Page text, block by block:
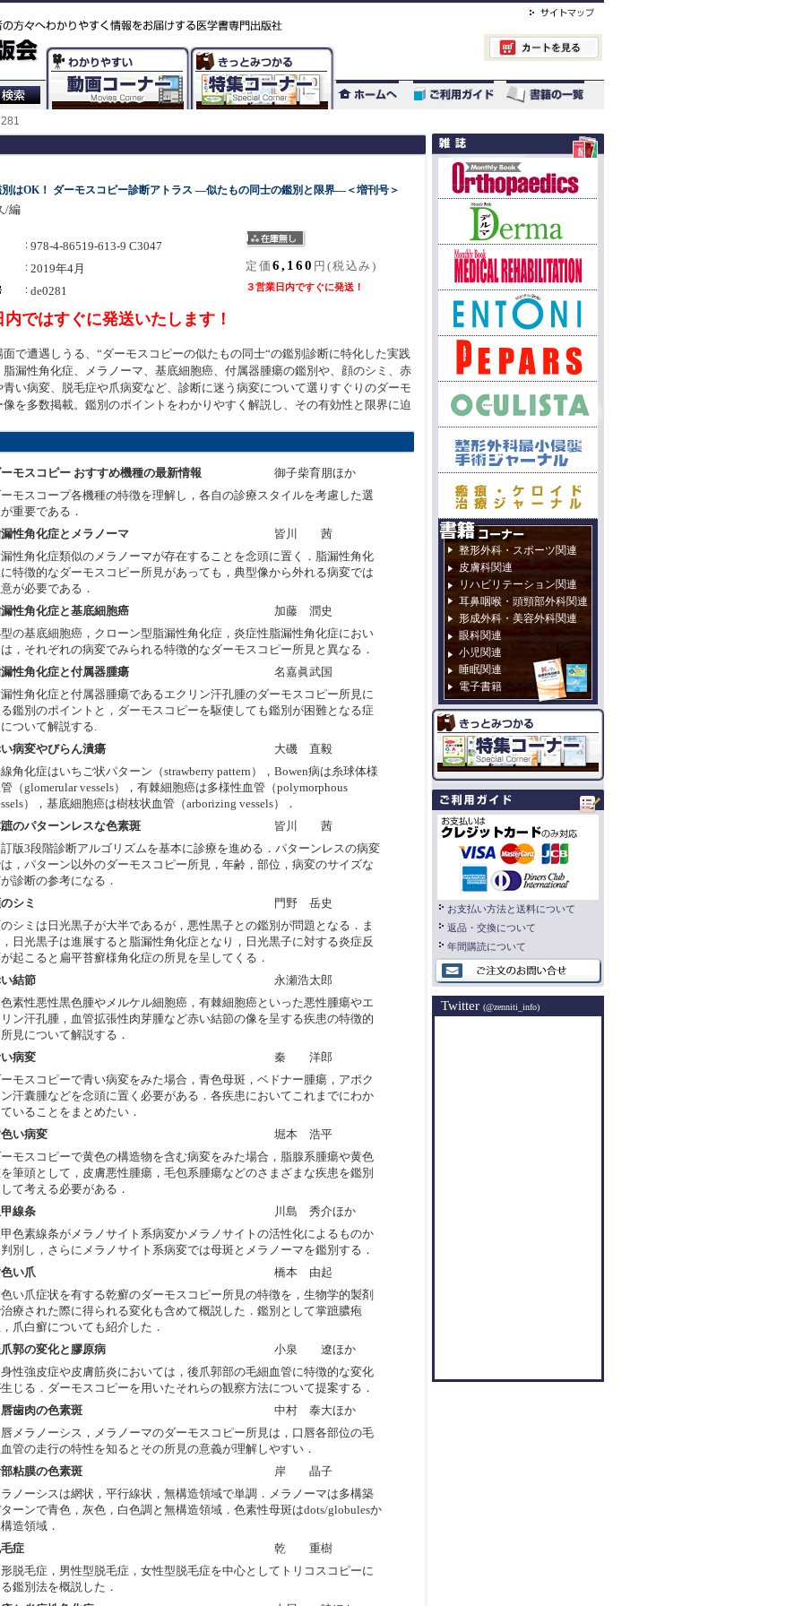
はOK！ ダーモスコピー診断アトラス ―似たもの同士の鑑別と限界―＜増刊号＞
/編
978-4-86519-613-9 C3047
2019年4月
de0281
定価 6,160 円(税込み)
３営業日内ですぐに発送！
内ではすぐに発送いたします！
面で遭遇しうる、“ダーモスコピーの似たもの同士“の鑑別診断に特化した実践
脂漏性角化症、メラノーマ、基底細胞癌、付属器腫瘍の鑑別や、顔のシミ、赤
青い病変、脱毛症や爪病変など、診断に迷う病変について選りすぐりのダーモ
像を多数掲載。鑑別のポイントをわかりやすく解説し、その有効性と限界に迫
モスコピー おすすめ機種の最新情報
御子柴育朋ほか
モスコープ各機種の特徴を理解し，各自の診療スタイルを考慮した選
重要である．
性角化症とメラノーマ
皆川 茜
性角化症類似のメラノーマが存在することを念頭に置く．脂漏性角化
特徴的なダーモスコピー所見があっても，典型像から外れる病変では
が必要である．
性角化症と基底細胞癌
加藤 潤史
の基底細胞癌，クローン型脂漏性角化症，炎症性脂漏性角化症におい
，それぞれの病変でみられる特徴的なダーモスコピー所見と異なる．
性角化症と付属器腫瘍
名嘉眞武国
性角化症と付属器腫瘍であるエクリン汗孔腫のダーモスコピー所見に
鑑別のポイントと，ダーモスコピーを駆使しても鑑別が困難となる症
ついて解説する.
病変やびらん潰瘍
大磯 直毅
角化症はいちご状パターン（strawberry pattern），Bowen病は糸球体様
（glomerular vessels），有棘細胞癌は多様性血管（polymorphous
），基底細胞癌は樹枝状血管（arborizing vessels）．
のパターンレスな色素斑
皆川 茜
版3段階診断アルゴリズムを基本に診療を進める．パターンレスの病変
，パターン以外のダーモスコピー所見，年齢，部位，病変のサイズな
診断の参考になる．
シミ
門野 岳史
シミは日光黒子が大半であるが，悪性黒子との鑑別が問題となる．ま
日光黒子は進展すると脂漏性角化症となり，日光黒子に対する炎症反
起こると扁平苔癬様角化症の所見を呈してくる．
結節
永瀬浩太郎
素性悪性黒色腫やメルケル細胞癌，有棘細胞癌といった悪性腫瘍やエ
ン汗孔腫，血管拡張性肉芽腫など赤い結節の像を呈する疾患の特徴的
見について解説する．
病変
秦 洋郎
モスコピーで青い病変をみた場合，青色母斑，ベドナー腫瘍，アポク
汗囊腫などを念頭に置く必要がある．各疾患においてこれまでにわか
いることをまとめたい．
い病変
堀本 浩平
モスコピーで黄色の構造物を含む病変をみた場合，脂腺系腫瘍や黄色
筆頭として，皮膚悪性腫瘍，毛包系腫瘍などのさまざまな疾患を鑑別
て考える必要がある．
線条
川島 秀介ほか
色素線条がメラノサイト系病変かメラノサイトの活性化によるものか
別し，さらにメラノサイト系病変では母斑とメラノーマを鑑別する．
い爪
橋本 由起
い爪症状を有する乾癬のダーモスコピー所見の特徴を，生物学的製剤
療された際に得られる変化も含めて概説した．鑑別として掌蹠膿疱
爪白癬についても紹介した．
郭の変化と膠原病
小泉 遼ほか
性強皮症や皮膚筋炎においては，後爪郭部の毛細血管に特徴的な変化
じる．ダーモスコピーを用いたそれらの観察方法について提案する．
歯肉の色素斑
中村 泰大ほか
メラノーシス，メラノーマのダーモスコピー所見は，口唇各部位の毛
管の走行の特性を知るとその所見の意義が理解しやすい．
粘膜の色素斑
岸 晶子
ノーシスは網状，平行線状，無構造領域で単調．メラノーマは多構築
ーンで青色，灰色，白色調と無構造領域．色素性母斑はdots/globulesか
造領域．
症
乾 重樹
脱毛症，男性型脱毛症，女性型脱毛症を中心としてトリコスコピーに
鑑別法を概説した．
整形外科・スポーツ関連
皮膚科関連
リハビリテーション関連
耳鼻咽喉・頭頸部外科関連
形成外科・美容外科関連
眼科関連
小児関連
睡眠関連
電子書籍
お支払い方法と送料について
返品・交換について
年間購読について
Twitter (@zenniti_info)